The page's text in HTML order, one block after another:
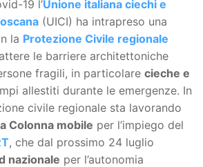
19 l’Unione italiana ciechi e
(UICI) ha intrapreso una
la Protezione Civile regionale
le barriere architettoniche
fragili, in particolare cieche e
allestiti durante le emergenze. In
civile regionale sta lavorando
Colonna mobile per l’impiego del
, che dal prossimo 24 luglio
nazionale per l’autonomia